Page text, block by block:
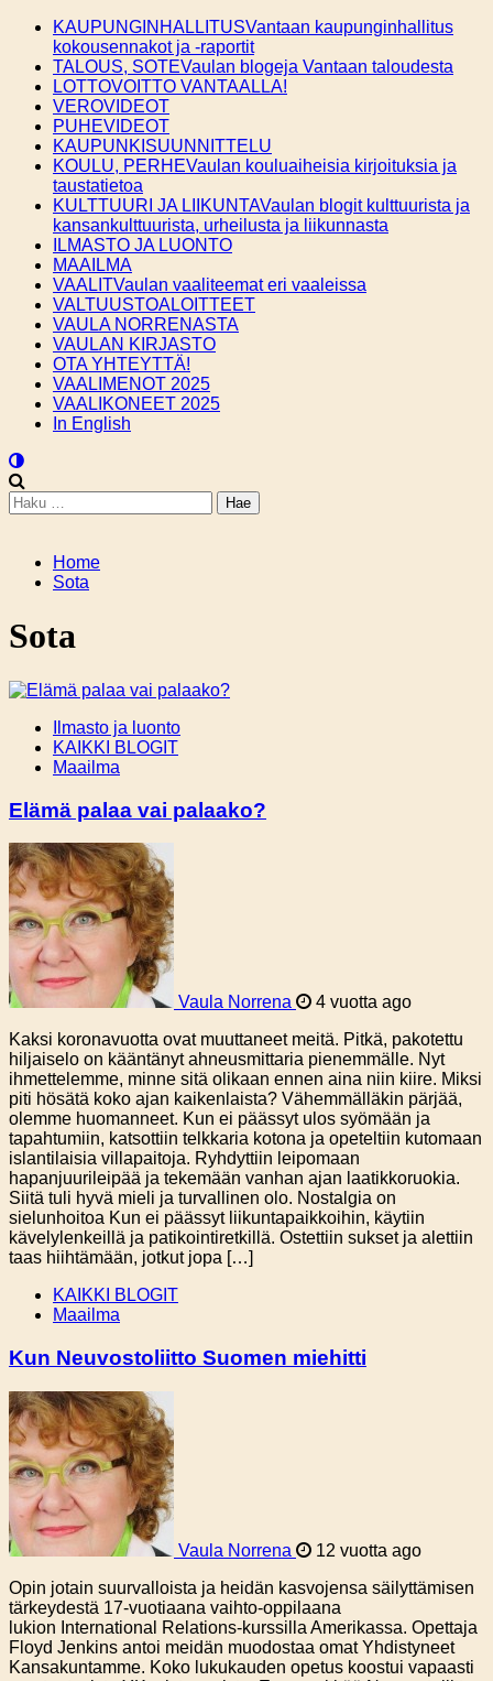
Skip
content
KAUPUNGINHALLITUSVantaan kaupunginhallitus
kokousennakot ja -raportit
TALOUS, SOTEVaulan blogeja Vantaan taloudesta
LOTTOVOITTO VANTAALLA!
VEROVIDEOT
PUHEVIDEOT
KAUPUNKISUUNNITTELU
KOULU, PERHEVaulan kouluaiheisia kirjoituksia ja
taustatietoa
KULTTUURI JA LIIKUNTAVaulan blogit kulttuurista ja
kansankulttuurista, urheilusta ja liikunnasta
ILMASTO JA LUONTO
MAAILMA
VAALITVaulan vaaliteemat eri vaaleissa
VALTUUSTOALOITTEET
VAULA NORRENASTA
VAULAN KIRJASTO
OTA YHTEYTTÄ!
VAALIMENOT 2025
VAALIKONEET 2025
In English
Haku:
Home
Sota
Sota
Ilmasto ja luonto
KAIKKI BLOGIT
Maailma
Elämä palaa vai palaako?
Vaula Norrena
4 vuotta ago
Kaksi koronavuotta ovat muuttaneet meitä. Pitkä, pakotettu
hiljaiselo on kääntänyt ahneusmittaria pienemmälle. Nyt
ihmettelemme, minne sitä olikaan ennen aina niin kiire. Miksi
piti hösätä koko ajan kaikenlaista? Vähemmälläkin pärjää,
olemme huomanneet. Kun ei päässyt ulos syömään ja
tapahtumiin, katsottiin telkkaria kotona ja opeteltiin kutomaan
islantilaisia villapaitoja. Ryhdyttiin leipomaan
hapanjuurileipää ja tekemään vanhan ajan laatikkoruokia.
Siitä tuli hyvä mieli ja turvallinen olo. Nostalgia on
sielunhoitoa Kun ei päässyt liikuntapaikkoihin, käytiin
kävelylenkeillä ja patikointiretkillä. Ostettiin sukset ja alettiin
taas hiihtämään, jotkut jopa […]
KAIKKI BLOGIT
Maailma
Kun Neuvostoliitto Suomen miehitti
Vaula Norrena
12 vuotta ago
Opin jotain suurvalloista ja heidän kasvojensa säilyttämisen
tärkeydestä 17-vuotiaana vaihto-oppilaana
lukion International Relations-kurssilla Amerikassa. Opettaja
Floyd Jenkins antoi meidän muodostaa omat Yhdistyneet
Kansakuntamme. Koko lukukauden opetus koostui vapaasti